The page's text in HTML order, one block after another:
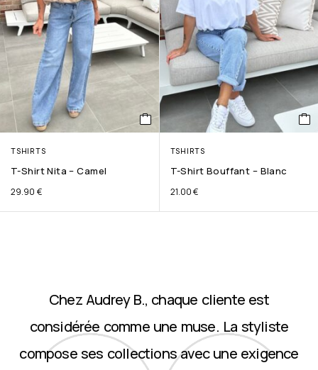
TSHIRTS
T-Shirt Nita – Camel
29.90 €
TSHIRTS
T-Shirt Bouffant – Blanc
21.00€
Chez Audrey B., chaque cliente est
considérée comme une muse. La styliste
compose ses collections avec une exigence